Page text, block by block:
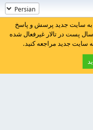
به سایت جدید پرسش و پاسخ
پست در تالار غیرفعال شده
جدید مراجعه کنید.